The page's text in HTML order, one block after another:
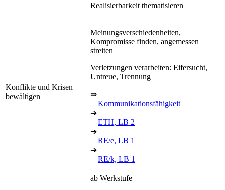
Realisierbarkeit thematisieren
Konflikte und Krisen
bewältigen
Meinungsverschiedenheiten,
Kompromisse finden, angemessen
streiten
Verletzungen verarbeiten: Eifersucht,
Untreue, Trennung
⇒
Kommunikationsfähigkeit
➔
ETH, LB 2
➔
RE/e, LB 1
➔
RE/k, LB 1
ab Werkstufe